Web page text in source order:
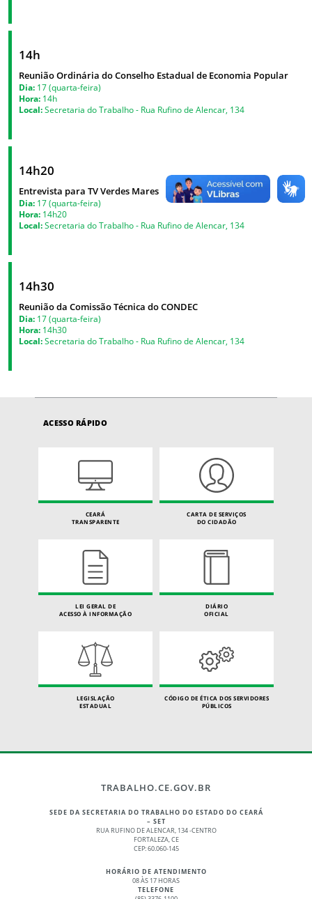
14h
Reunião Ordinária do Conselho Estadual de Economia Popular
Dia: 17 (quarta-feira)
Hora: 14h
Local:Secretaria do Trabalho - Rua Rufino de Alencar, 134
14h20
Entrevista para TV Verdes Mares
Dia: 17 (quarta-feira)
Hora: 14h20
Local:Secretaria do Trabalho - Rua Rufino de Alencar, 134
14h30
Reunião da Comissão Técnica do CONDEC
Dia: 17 (quarta-feira)
Hora: 14h30
Local:Secretaria do Trabalho - Rua Rufino de Alencar, 134
ACESSO RÁPIDO
CEARÁ
TRANSPARENTE
CARTA DE SERVIÇOS
DO CIDADÃO
LEI GERAL DE
ACESSO À INFORMAÇÃO
DIÁRIO
OFICIAL
LEGISLAÇÃO
ESTADUAL
CÓDIGO DE ÉTICA DOS SERVIDORES
PÚBLICOS
TRABALHO.CE.GOV.BR
SEDE DA SECRETARIA DO TRABALHO DO ESTADO DO CEARÁ
– SET
RUA RUFINO DE ALENCAR, 134 -CENTRO
FORTALEZA, CE
CEP: 60.060-145
HORÁRIO DE ATENDIMENTO
08 ÀS 17 HORAS
TELEFONE